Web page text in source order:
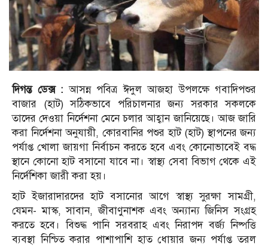
দিগন্ত ডেক্স : আসন্ন পবিত্র ঈদুল আজহা উপলক্ষে গবাদিপশুর
বাজার (হাট) সঠিকভাবে পরিচালনার জন্য সরকার সকলকে
তাদের দেওয়া নির্দেশনা মেনে চলার আহ্বান জানিয়েছে। আজ জারি
করা নির্দেশনা অনুযায়ী, কোরবানির পশুর হাট (হাট) স্থাপনের জন্য
পর্যাপ্ত খোলা জায়গা নির্বাচন করতে হবে এবং কোনোভাবেই বদ্ধ
স্থানে কোনো হাট বসানো যাবে না। স্বাস্থ্য সেবা বিভাগ থেকে এই
নির্দেশিকা জারী করা হয়।
হাট ইজারাদারদের হাট বসানোর আগে স্বাস্থ্য সুরক্ষা সামগ্রী,
যেমন- মাস্ক, সাবান, জীবাণুনাশক এবং অন্যান্য জিনিস সংগ্রহ
করতে হবে। বিশুদ্ধ পানি সরবরাহ এবং নিরাপদ বর্জ্য নিষ্পত্তি
ব্যবস্থা নিশ্চিত করার পাশাপাশি হাত ধোয়ার জন্য পর্যাপ্ত তরল